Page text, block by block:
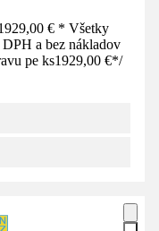
€ * Všetky
a bez nákladov
pe ks1929,00 €*/